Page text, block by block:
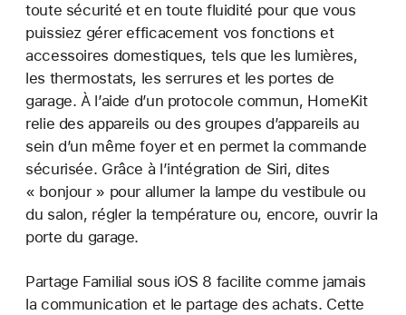
toute sécurité et en toute fluidité pour que vous
puissiez gérer efficacement vos fonctions et
accessoires domestiques, tels que les lumières,
les thermostats, les serrures et les portes de
garage. À l’aide d’un protocole commun, HomeKit
relie des appareils ou des groupes d’appareils au
sein d’un même foyer et en permet la commande
sécurisée. Grâce à l’intégration de Siri, dites
« bonjour » pour allumer la lampe du vestibule ou
du salon, régler la température ou, encore, ouvrir la
porte du garage.
Partage Familial sous iOS 8 facilite comme jamais
la communication et le partage des achats. Cette